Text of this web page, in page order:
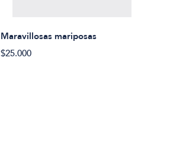
Maravillosas mariposas
$25.000